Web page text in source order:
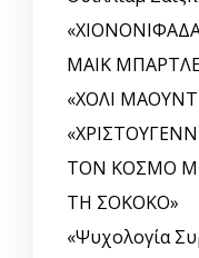
ΜΑΙΚ
«ΧΟΛΙ
ΤΟΝ ΚΟΣΜΟ
ΤΗ ΣΟΚΟΚΟ»
«Ψυχολογία